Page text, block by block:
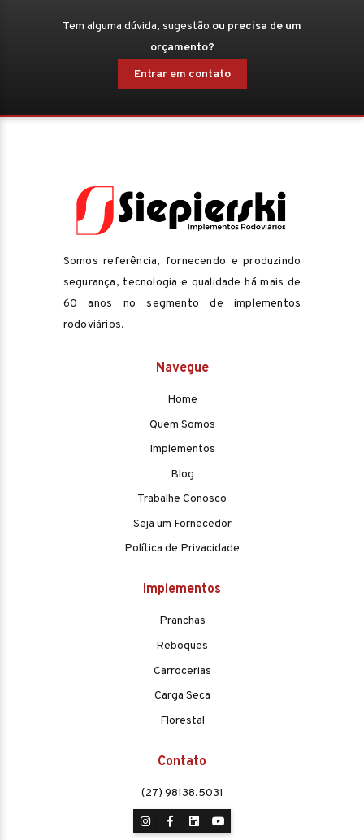
Tem alguma dúvida, sugestão ou precisa de um
orçamento?
Entrar em contato
Somos referência, fornecendo e produzindo
segurança, tecnologia e qualidade há mais de
60 anos no segmento de implementos
rodoviários.
Navegue
Home
Quem Somos
Implementos
Blog
Trabalhe Conosco
Seja um Fornecedor
Política de Privacidade
Implementos
Pranchas
Reboques
Carrocerias
Carga Seca
Florestal
Contato
(27) 98138.5031